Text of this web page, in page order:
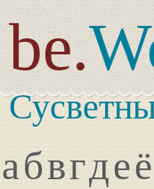
be.
абвгдеё